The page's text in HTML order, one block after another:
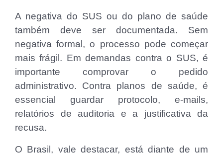
A negativa do SUS ou do plano de saúde
também deve ser documentada. Sem
negativa formal, o processo pode começar
mais frágil. Em demandas contra o SUS, é
importante comprovar o pedido
administrativo. Contra planos de saúde, é
essencial guardar protocolo, e-mails,
relatórios de auditoria e a justificativa da
recusa.
O Brasil, vale destacar, está diante de um